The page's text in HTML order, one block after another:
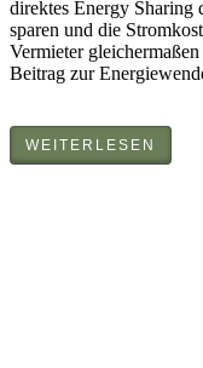
direktes Energy Sharing
sparen und die
Vermieter
Beitrag zur
WEITERLESEN